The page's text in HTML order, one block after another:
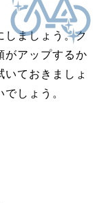
しましょう。ク
がアップするか
いておきましょ
しょう。